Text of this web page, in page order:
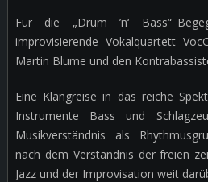
Für die „Drum ’n‘ Bass“
improvisierende Vokalquartett
Martin Blume und den
Eine Klangreise in das reiche
Instrumente Bass und
Musikverständnis als
nach dem Verständnis der freien
Jazz und der Improvisation weit